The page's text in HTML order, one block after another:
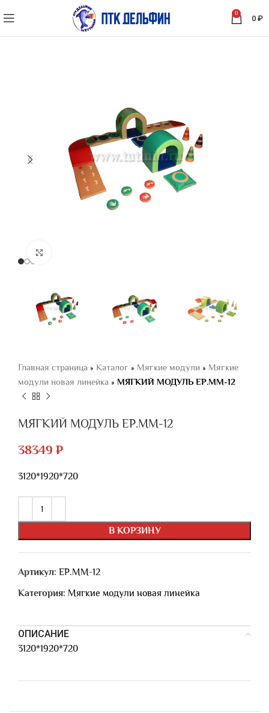
0
0 ₽
Главная страница » Каталог » Мягкие модули » Мягкие
модули новая линейка » МЯГКИЙ МОДУЛЬ ЕР.ММ-12
МЯГКИЙ МОДУЛЬ ЕР.ММ-12
38349 ₽
3120*1920*720
В КОРЗИНУ
Артикул: ЕР.ММ-12
Категория: Мягкие модули новая линейка
ОПИСАНИЕ
3120*1920*720